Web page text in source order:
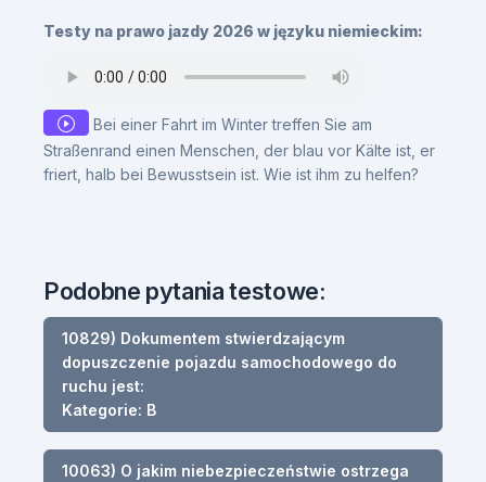
Testy na prawo jazdy 2026 w języku niemieckim:
Bei einer Fahrt im Winter treffen Sie am
Straßenrand einen Menschen, der blau vor Kälte ist, er
friert, halb bei Bewusstsein ist. Wie ist ihm zu helfen?
Podobne pytania testowe:
10829) Dokumentem stwierdzającym
dopuszczenie pojazdu samochodowego do
ruchu jest:
Kategorie: B
10063) O jakim niebezpieczeństwie ostrzega